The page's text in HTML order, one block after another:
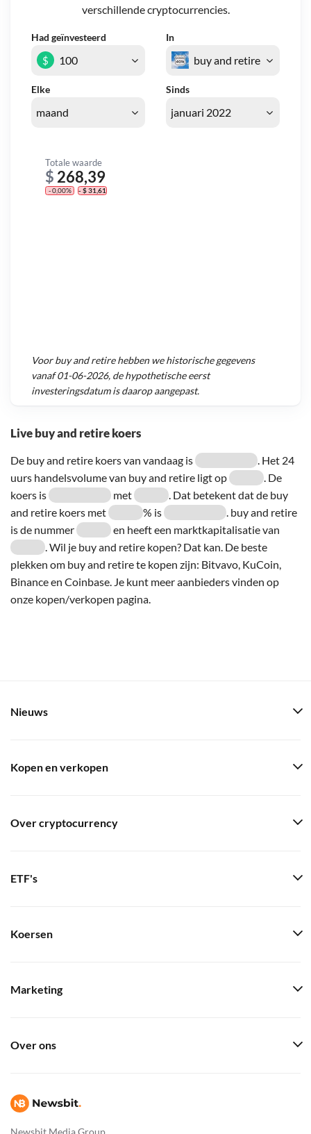
Live buy and retire koers
De buy and retire koers van vandaag is
. Het 24
uurs handelsvolume van buy and retire ligt op
. De
koers is
met
. Dat betekent dat de buy
and retire koers met
% is
. buy and retire
is de nummer
en heeft een marktkapitalisatie van
. Wil je buy and retire kopen? Dat kan. De beste
plekken om buy and retire te kopen zijn: Bitvavo, KuCoin,
Binance en Coinbase. Je kunt meer aanbieders vinden op
onze kopen/verkopen pagina.
verschillende cryptocurrencies.
Had geïnvesteerd In
Elke Sinds
$
Totale waarde
$ 268,39
- 0,00% - $ 31,61
Voorbuy and retirehebben we historische gegevens
vanaf01-06-2026, de hypothetische eerst
investeringsdatum is daarop aangepast.
Newsbit Media Group
Nieuws
Kopen en verkopen
Over cryptocurrency
ETF's
Koersen
Marketing
Over ons